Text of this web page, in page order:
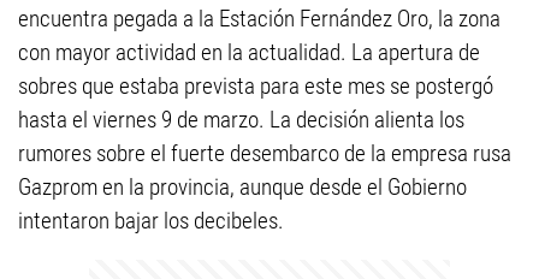
encuentra pegada a la Estación Fernández Oro, la zona
con mayor actividad en la actualidad. La apertura de
sobres que estaba prevista para este mes se postergó
hasta el viernes 9 de marzo. La decisión alienta los
rumores sobre el fuerte desembarco de la empresa rusa
Gazprom en la provincia, aunque desde el Gobierno
intentaron bajar los decibeles.